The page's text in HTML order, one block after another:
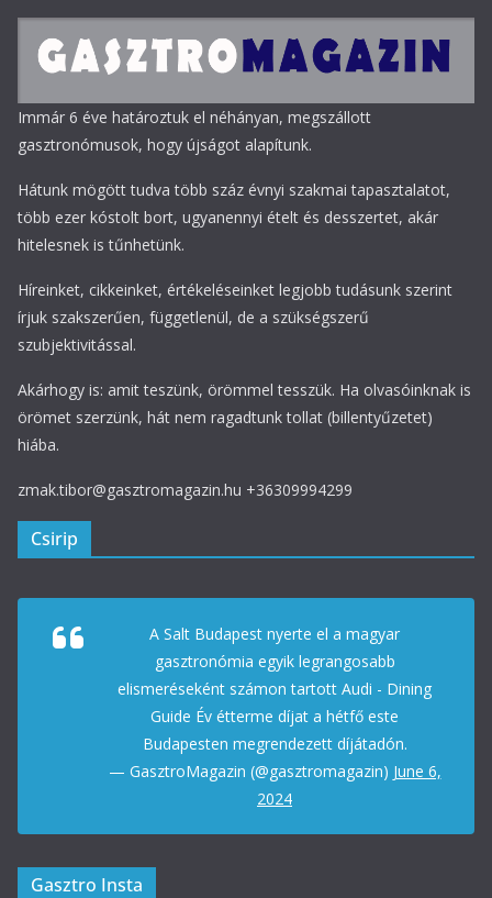
Immár 6 éve határoztuk el néhányan, megszállott
gasztronómusok, hogy újságot alapítunk.
Hátunk mögött tudva több száz évnyi szakmai tapasztalatot,
több ezer kóstolt bort, ugyanennyi ételt és desszertet, akár
hitelesnek is tűnhetünk.
Híreinket, cikkeinket, értékeléseinket legjobb tudásunk szerint
írjuk szakszerűen, függetlenül, de a szükségszerű
szubjektivitással.
Akárhogy is: amit teszünk, örömmel tesszük. Ha olvasóinknak is
örömet szerzünk, hát nem ragadtunk tollat (billentyűzetet)
hiába.
zmak.tibor@gasztromagazin.hu +36309994299
Csirip
A Salt Budapest nyerte el a magyar
gasztronómia egyik legrangosabb
elismeréseként számon tartott Audi - Dining
Guide Év étterme díjat a hétfő este
Budapesten megrendezett díjátadón.
— GasztroMagazin (@gasztromagazin) June 6,
2024
Gasztro Insta